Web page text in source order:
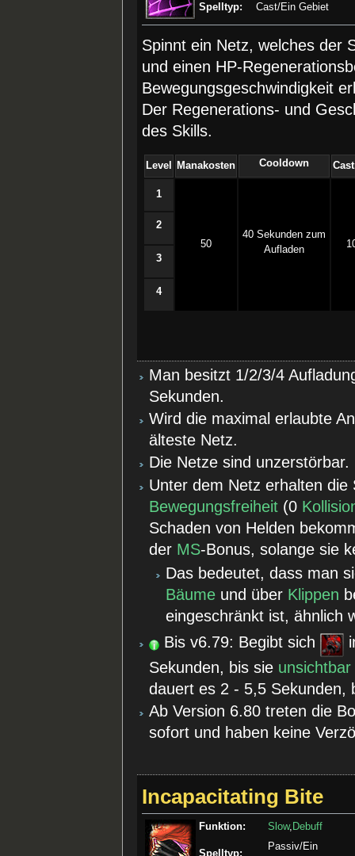
Spelltyp: Cast/Ein Gebiet
Spinnt ein Netz, welches der
und einen HP-
Bewegungsgeschwindigkeit
Der Regenerations- und
des Skills.
Level Manakosten Cooldown
1
50
40 Sekunden zum
Aufladen
2
3
4
Man besitzt 1/2/3/4
Sekunden.
Wird die maximal erlaubte
älteste Netz.
Die Netze sind unzerstörbar.
Unter dem Netz erhalten
Bewegungsfreiheit (0
Schaden von Helden
der MS-Bonus, solange sie
Das bedeutet, dass man
Bäumeund über Klippen
eingeschränkt ist, ähnlich
Bis v6.79: Begibt sich
Sekunden, bis sie unsichtbar
dauert es 2 - 5,5 Sekunden,
Ab Version 6.80 treten die
sofort und haben keine
Incapacitating Bite
Funktion: Slow, Debuff
Spelltyp:
Passiv/Ein